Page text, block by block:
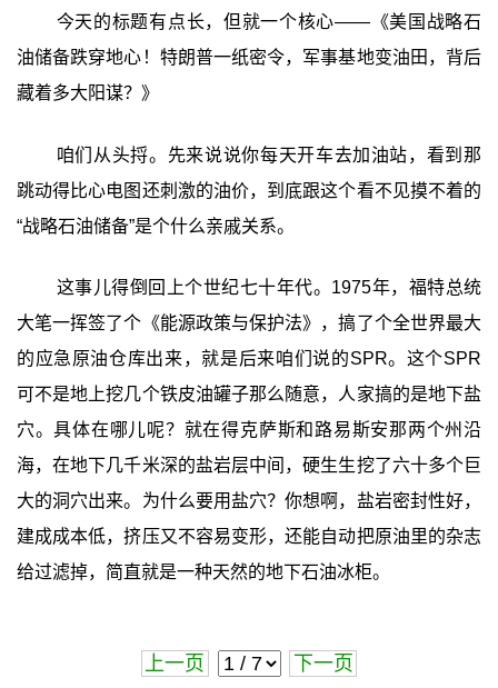
今天的标题有点长，但就一个核心——《美国战略石
油储备跌穿地心！特朗普一纸密令，军事基地变油田，背后
藏着多大阳谋？》
咱们从头捋。先来说说你每天开车去加油站，看到那
跳动得比心电图还刺激的油价，到底跟这个看不见摸不着的
“战略石油储备”是个什么亲戚关系。
这事儿得倒回上个世纪七十年代。1975年，福特总统
大笔一挥签了个《能源政策与保护法》，搞了个全世界最大
的应急原油仓库出来，就是后来咱们说的SPR。这个SPR
可不是地上挖几个铁皮油罐子那么随意，人家搞的是地下盐
穴。具体在哪儿呢？就在得克萨斯和路易斯安那两个州沿
海，在地下几千米深的盐岩层中间，硬生生挖了六十多个巨
大的洞穴出来。为什么要用盐穴？你想啊，盐岩密封性好，
建成成本低，挤压又不容易变形，还能自动把原油里的杂志
给过滤掉，简直就是一种天然的地下石油冰柜。
上一页 下一页